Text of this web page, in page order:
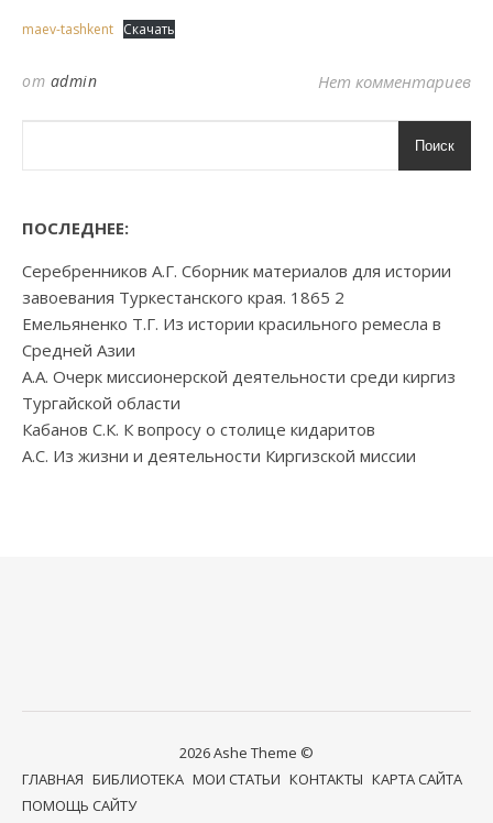
maev-tashkent Скачать
от admin Нет комментариев
Поиск
ПОСЛЕДНЕЕ:
Серебренников А.Г. Сборник материалов для истории
завоевания Туркестанского края. 1865 2
Емельяненко Т.Г. Из истории красильного ремесла в
Средней Азии
А.А. Очерк миссионерской деятельности среди киргиз
Тургайской области
Кабанов С.К. К вопросу о столице кидаритов
А.С. Из жизни и деятельности Киргизской миссии
2026 Ashe Theme ©
ГЛАВНАЯ БИБЛИОТЕКА МОИ СТАТЬИ КОНТАКТЫ КАРТА САЙТА
ПОМОЩЬ САЙТУ